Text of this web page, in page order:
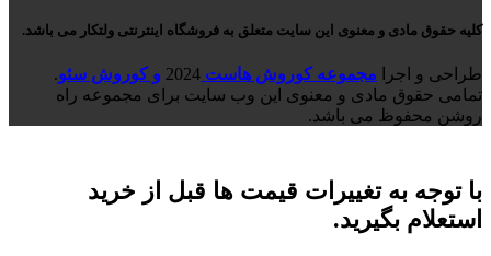
کلیه حقوق مادی و معنوی این سایت متعلق به فروشگاه اینترنتی ولتکار می باشد.
طراحی و اجرا مجموعه کوروش هاست 2024 و کوروش سئو.
تمامی حقوق مادی و معنوی این وب سایت برای مجموعه راه
روشن محفوظ می باشد.
با توجه به تغییرات قیمت ها قبل از خرید
استعلام بگیرید.